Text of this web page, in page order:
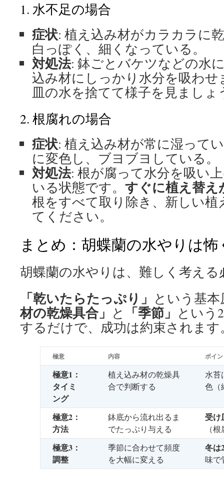
1. 水不足の場合
症状: 植え込み材がカラカラに
白っぽく、細くなっている。
対処法: 鉢ごとバケツなどの水
込み材にしっかり水分を吸わ
皿の水を捨てて様子を見ましょ
2. 根腐れの場合
症状: 植え込み材が常に湿って
に変色し、ブヨブヨしている。
対処法: 根が腐って水分を吸い
いる状態です。 すぐに植え替え
根をすべて取り除き、新しい植
てください。
まとめ：胡蝶蘭の水やりは
胡蝶蘭の水やりは、難しく考え
「乾いたらたっぷり」 という基
材の乾燥具合」 と 「季節」 という
するだけで、成功は約束されます
極意 内容 ポイ
極意1：
タイミ
ング
植え込み材の乾燥具
合で判断する
水苔
色（
極意2：
方法
鉢底から流れ出るま
でたっぷり与える
受け
（
極意3：
調整
季節に合わせて頻度
を大幅に変える
冬は
味で